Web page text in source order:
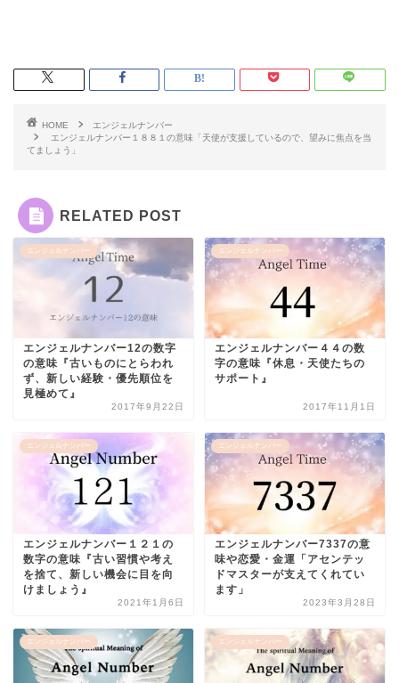
HOME
エンジェルナンバー
エンジェルナンバー１８８１の意味「天使が支援しているので、望みに焦点を当
てましょう」
RELATED POST
エンジェルナンバー
エンジェルナンバー12の数字
の意味『古いものにとらわれ
ず、新しい経験・優先順位を
見極めて』
2017年9月22日
エンジェルナンバー
エンジェルナンバー４４の数
字の意味『休息・天使たちの
サポート』
2017年11月1日
エンジェルナンバー
エンジェルナンバー１２１の
数字の意味『古い習慣や考え
を捨て、新しい機会に目を向
けましょう』
2021年1月6日
エンジェルナンバー
エンジェルナンバー7337の意
味や恋愛・金運「アセンテッ
ドマスターが支えてくれてい
ます」
2023年3月28日
エンジェルナンバー エンジェルナンバー